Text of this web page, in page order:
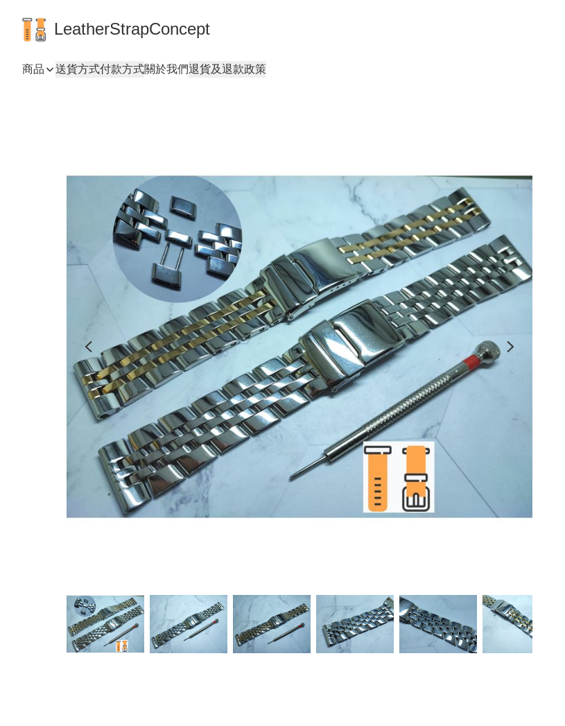
LeatherStrapConcept
商品 送貨方式付款方式關於我們退貨及退款政策